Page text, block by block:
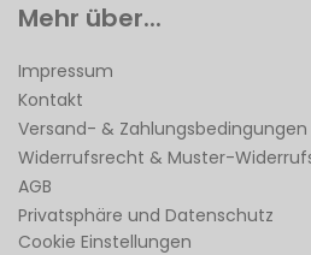
Mehr über...
Impressum
Kontakt
Versand- & Zahlungsbedingungen
Widerrufsrecht & Muster-
AGB
Privatsphäre und Datenschutz
Cookie Einstellungen